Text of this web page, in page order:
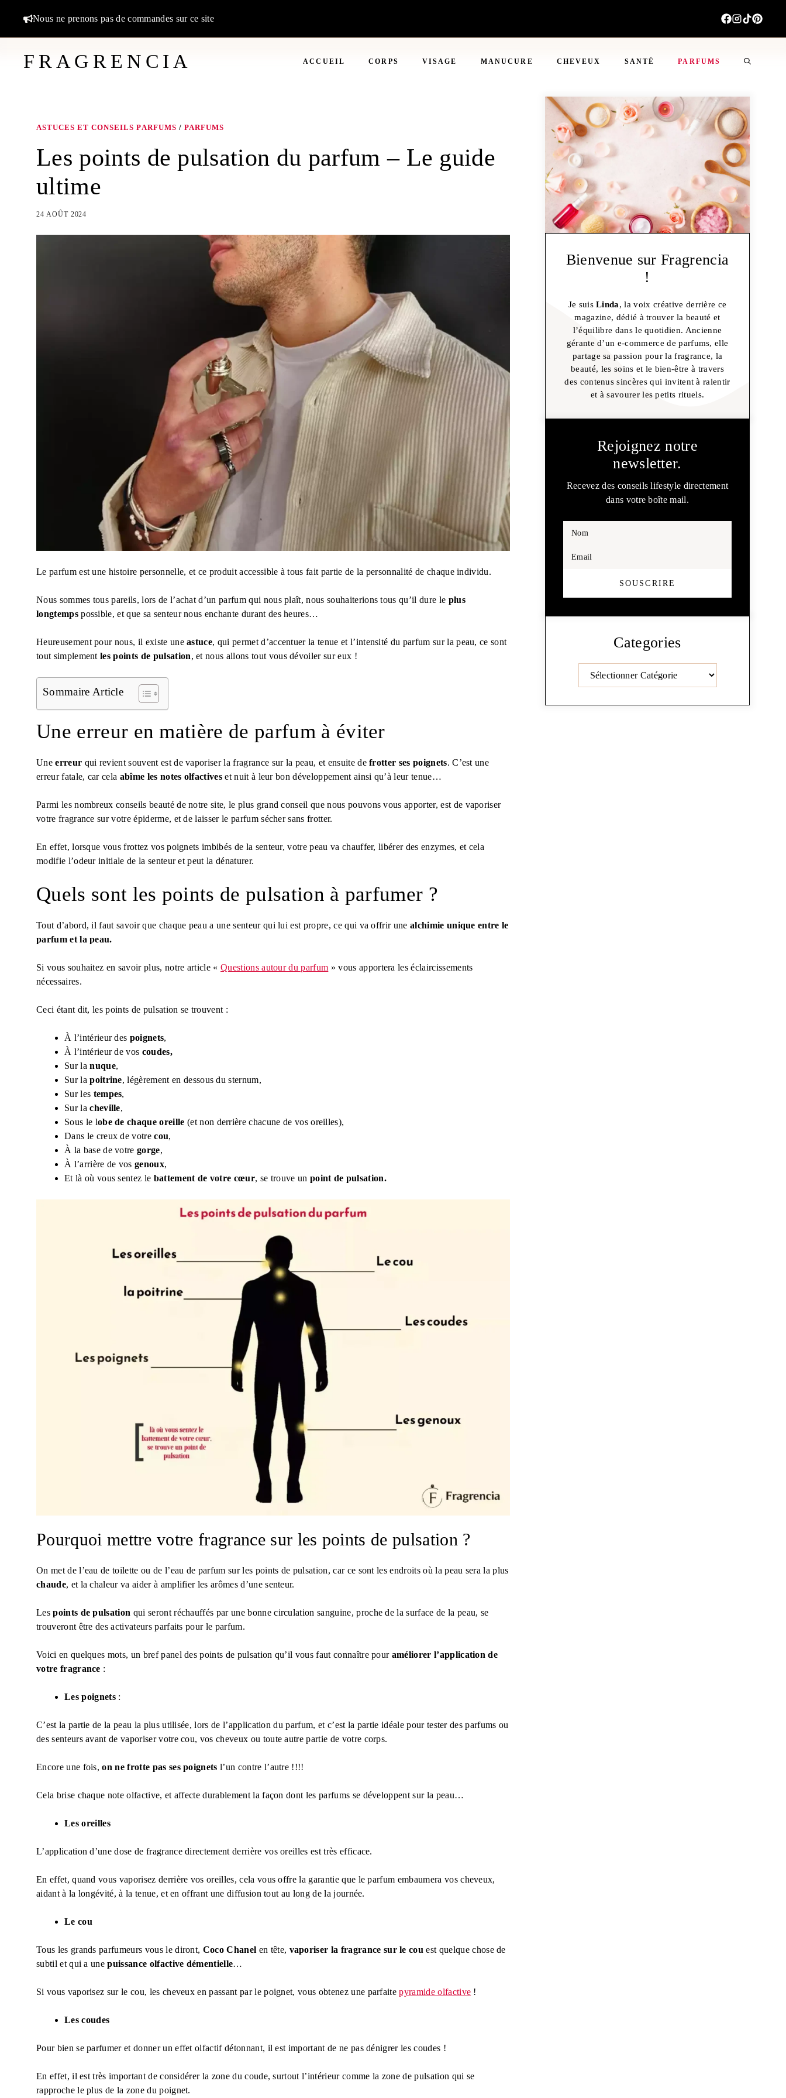
Nous ne prenons pas de commandes sur ce site
FRAGRENCIA ACCUEIL CORPS VISAGE MANUCURE CHEVEUX SANTÉ PARFUMS
ASTUCES ET CONSEILS PARFUMS / PARFUMS
Les points de pulsation du parfum – Le guide
ultime
24 AOÛT 2024
Le parfum est une histoire personnelle, et ce produit accessible à tous fait partie de la personnalité de chaque individu.
Nous sommes tous pareils, lors de l’achat d’un parfum qui nous plaît, nous souhaiterions tous qu’il dure le plus
longtempspossible, et que sa senteur nous enchante durant des heures…
Heureusement pour nous, il existe uneastuce, qui permet d’accentuer la tenue et l’intensité du parfum sur la peau, ce sont
tout simplementles points de pulsation, et nous allons tout vous dévoiler sur eux !
Sommaire Article
Une erreur en matière de parfum à éviter
Uneerreur qui revient souvent est de vaporiser la fragrance sur la peau, et ensuite defrotter ses poignets. C’est une
erreur fatale, car cela abîme les notes olfactives et nuit à leur bon développement ainsi qu’à leur tenue…
Parmi les nombreux conseils beauté de notre site, le plus grand conseil que nous pouvons vous apporter, est de vaporiser
votre fragrance sur votre épiderme, et de laisser le parfum sécher sans frotter.
En effet, lorsque vous frottez vos poignets imbibés de la senteur, votre peau va chauffer, libérer des enzymes, et cela
modifie l’odeur initiale de la senteur et peut la dénaturer.
Quels sont les points de pulsation à parfumer ?
Tout d’abord, il faut savoir que chaque peau a une senteur qui lui est propre, ce qui va offrir une alchimie unique entre le
parfum et la peau.
Si vous souhaitez en savoir plus, notre article «Questions autour du parfum » vous apportera les éclaircissements
nécessaires.
Ceci étant dit, les points de pulsation se trouvent :
À l’intérieur des poignets,
À l’intérieur de vos coudes,
Sur lanuque,
Sur lapoitrine, légèrement en dessous du sternum,
Sur les tempes,
Sur lacheville,
Sous le lobe de chaque oreille (et non derrière chacune de vos oreilles),
Dans le creux de votrecou,
À la base de votregorge,
À l’arrière de vos genoux,
Et là où vous sentez le battement de votre cœur, se trouve un point de pulsation.
Pourquoi mettre votre fragrance sur les points de pulsation ?
On met de l’eau de toilette ou de l’eau de parfum sur les points de pulsation, car ce sont les endroits où la peau sera la plus
chaude, et la chaleur va aider à amplifier les arômes d’une senteur.
Lespoints de pulsation qui seront réchauffés par une bonne circulation sanguine, proche de la surface de la peau, se
trouveront être des activateurs parfaits pour le parfum.
Voici en quelques mots, un bref panel des points de pulsation qu’il vous faut connaître pour améliorer l’application de
votre fragrance :
Les poignets:
C’est la partie de la peau la plus utilisée, lors de l’application du parfum, et c’est la partie idéale pour tester des parfums ou
des senteurs avant de vaporiser votre cou, vos cheveux ou toute autre partie de votre corps.
Encore une fois,on ne frotte pas ses poignets l’un contre l’autre !!!!
Cela brise chaque note olfactive, et affecte durablement la façon dont les parfums se développent sur la peau…
Les oreilles
L’application d’une dose de fragrance directement derrière vos oreilles est très efficace.
En effet, quand vous vaporisez derrière vos oreilles, cela vous offre la garantie que le parfum embaumera vos cheveux,
aidant à la longévité, à la tenue, et en offrant une diffusion tout au long de la journée.
Le cou
Tous les grands parfumeurs vous le diront, Coco Chanel en tête, vaporiser la fragrance sur le cou est quelque chose de
subtil et qui a unepuissance olfactive démentielle…
Si vous vaporisez sur le cou, les cheveux en passant par le poignet, vous obtenez une parfaitepyramide olfactive !
Les coudes
Pour bien se parfumer et donner un effet olfactif détonnant, il est important de ne pas dénigrer les coudes !
En effet, il est très important de considérer la zone du coude, surtout l’intérieur comme la zone de pulsation qui se
rapproche le plus de la zone du poignet.
Bienvenue sur Fragrencia
!
Je suisLinda, la voix créative derrière ce
magazine, dédié à trouver la beauté et
l’équilibre dans le quotidien. Ancienne
gérante d’un e-commerce de parfums, elle
partage sa passion pour la fragrance, la
beauté, les soins et le bien-être à travers
des contenus sincères qui invitent à ralentir
et à savourer les petits rituels.
Rejoignez notre
newsletter.
Recevez des conseils lifestyle directement
dans votre boîte mail.
Nom
Email
SOUSCRIRE
Categories
Catégories